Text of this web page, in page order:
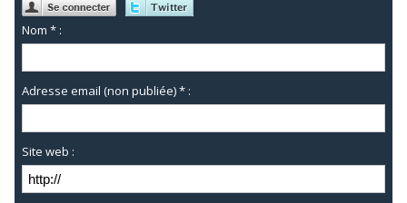
Nom * :
Adresse email (non publiée) * :
Site web :